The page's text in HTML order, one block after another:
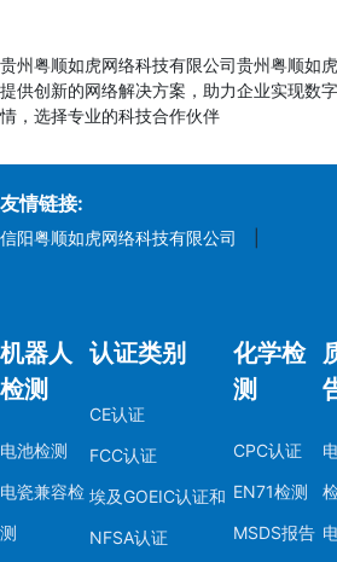
贵州粤顺如虎网络科技有限公司贵州粤顺如
提供创新的网络解决方案，助力企业实现数
情，选择专业的科技合作伙伴
友情链接:
信阳粤顺如虎网络科技有限公司
机器人
检测
电池检测
电瓷兼容检
测
认证类别
CE认证
FCC认证
埃及GOEIC认证和
NFSA认证
化学检
测
CPC认证
EN71检测
MSDS报告